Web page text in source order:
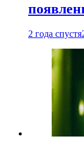
2 года спустя